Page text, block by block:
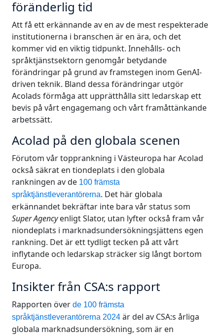
Tillverkningsindustri
Finans
Juridik
Offentliga Institutioner
Försvar & Säkerhet
Alla branscher
föränderlig tid
Att få ett erkännande av en av de mest respekterade
institutionerna i branschen är en ära, och det
kommer vid en viktig tidpunkt. Innehålls- och
språktjänstsektorn genomgår betydande
förändringar på grund av framstegen inom GenAI-
driven teknik. Bland dessa förändringar utgör
Acolads förmåga att upprätthålla sitt ledarskap ett
bevis på vårt engagemang och vårt framåttänkande
arbetssätt.
Acolad på den globala scenen
Förutom vår topprankning i Västeuropa har Acolad
också säkrat en tiondeplats i den globala
rankningen av de 100 främsta
språktjänstleverantörerna. Det här globala
erkännandet bekräftar inte bara vår status som
Super Agencyenligt Slator, utan lyfter också fram vår
niondeplats i marknadsundersökningsjättens egen
rankning. Det är ett tydligt tecken på att vårt
inflytande och ledarskap sträcker sig långt bortom
Europa.
Insikter från CSA:s rapport
Rapporten över de 100 främsta
språktjänstleverantörerna 2024 är del av CSA:s årliga
globala marknadsundersökning, som är en